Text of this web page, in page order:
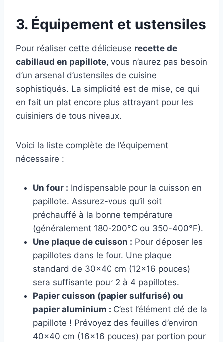
3. Équipement et ustensiles
Pour réaliser cette délicieuse recette de
cabillaud en papillote, vous n’aurez pas besoin
d’un arsenal d’ustensiles de cuisine
sophistiqués. La simplicité est de mise, ce qui
en fait un plat encore plus attrayant pour les
cuisiniers de tous niveaux.
Voici la liste complète de l’équipement
nécessaire :
Un four : Indispensable pour la cuisson en
papillote. Assurez-vous qu’il soit
préchauffé à la bonne température
(généralement 180-200°C ou 350-400°F).
Une plaque de cuisson : Pour déposer les
papillotes dans le four. Une plaque
standard de 30×40 cm (12×16 pouces)
sera suffisante pour 2 à 4 papillotes.
Papier cuisson (papier sulfurisé) ou
papier aluminium : C’est l’élément clé de la
papillote ! Prévoyez des feuilles d’environ
40×40 cm (16×16 pouces) par portion pour